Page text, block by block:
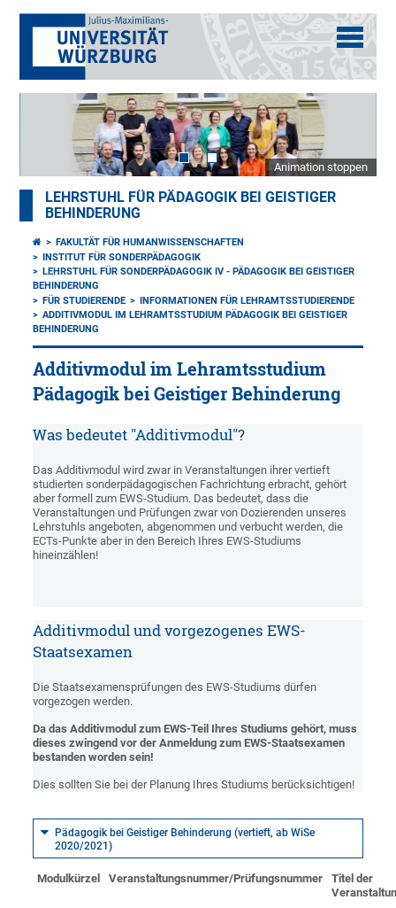
Animation stoppen
LEHRSTUHL FÜR PÄDAGOGIK BEI GEISTIGER
BEHINDERUNG
FAKULTÄT FÜR HUMANWISSENSCHAFTEN
INSTITUT FÜR SONDERPÄDAGOGIK
LEHRSTUHL FÜR SONDERPÄDAGOGIK IV - PÄDAGOGIK BEI GEISTIGER
BEHINDERUNG
FÜR STUDIERENDE
INFORMATIONEN FÜR LEHRAMTSSTUDIERENDE
ADDITIVMODUL IM LEHRAMTSSTUDIUM PÄDAGOGIK BEI GEISTIGER
BEHINDERUNG
Additivmodul im Lehramtsstudium
Pädagogik bei Geistiger Behinderung
Was bedeutet "Additivmodul"?
Das Additivmodul wird zwar in Veranstaltungen ihrer vertieft
studierten sonderpädagogischen Fachrichtung erbracht, gehört
aber formell zum EWS-Studium. Das bedeutet, dass die
Veranstaltungen und Prüfungen zwar von Dozierenden unseres
Lehrstuhls angeboten, abgenommen und verbucht werden, die
ECTs-Punkte aber in den Bereich Ihres EWS-Studiums
hineinzählen!
Additivmodul und vorgezogenes EWS-
Staatsexamen
Die Staatsexamensprüfungen des EWS-Studiums dürfen
vorgezogen werden.
Da das Additivmodul zum EWS-Teil Ihres Studiums gehört, muss
dieses zwingend vor der Anmeldung zum EWS-Staatsexamen
bestanden worden sein!
Dies sollten Sie bei der Planung Ihres Studiums berücksichtigen!
Pädagogik bei Geistiger Behinderung (vertieft, ab WiSe
2020/2021)
Modulkürzel Veranstaltungsnummer/Prüfungsnummer
Titel der